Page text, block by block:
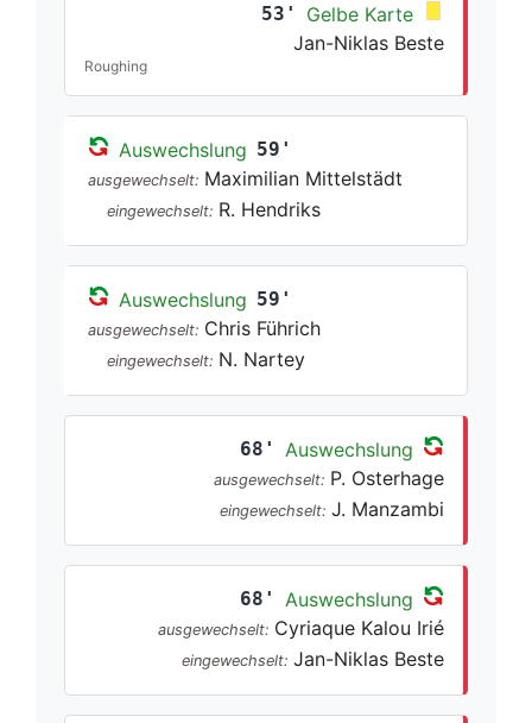
53'
Gelbe Karte
Jan-Niklas Beste
Roughing
Auswechslung 59'
ausgewechselt: Maximilian Mittelstädt
eingewechselt: R. Hendriks
Auswechslung 59'
ausgewechselt: Chris Führich
eingewechselt: N. Nartey
68' Auswechslung
ausgewechselt: P. Osterhage
eingewechselt: J. Manzambi
68' Auswechslung
ausgewechselt: Cyriaque Kalou Irié
eingewechselt: Jan-Niklas Beste